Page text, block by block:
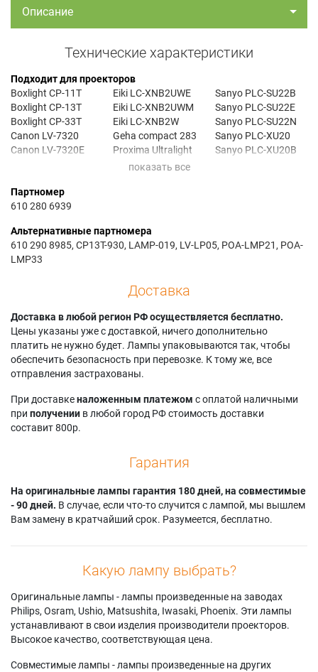
Описание
Технические характеристики
Подходит для проекторов
Boxlight CP-11T
Boxlight CP-13T
Boxlight CP-33T
Canon LV-7320
Canon LV-7320E
Eiki LC-NB2
Eiki LC-NB2D
Eiki LC-NB2UW
Eiki LC-NB2W
Eiki LC-XNB2
Eiki LC-XNB2UW
Eiki LC-XNB2UWE
Eiki LC-XNB2UWM
Eiki LC-XNB2W
Geha compact 283
Proxima Ultralight
LS2
Sanyo PLC-SU20
Sanyo PLC-SU208C
Sanyo PLC-SU20E
Sanyo PLC-SU20N
Sanyo PLC-SU22B
Sanyo PLC-SU22E
Sanyo PLC-SU22N
Sanyo PLC-XU20
Sanyo PLC-XU20B
Sanyo PLC-XU22
Sanyo PLC-XU22N
Партномер
610 280 6939
Альтернативные партномера
610 290 8985, CP13T-930, LAMP-019, LV-LP05, POA-LMP21, POA-
LMP33
Доставка
Доставка в любой регион РФ осуществляется бесплатно.
Цены указаны уже с доставкой, ничего дополнительно
платить не нужно будет. Лампы упаковываются так, чтобы
обеспечить безопасность при перевозке. К тому же, все
отправления застрахованы.
При доставкеналоженным платежом с оплатой наличными
при получении в любой город РФ стоимость доставки
составит 800р.
Гарантия
На оригинальные лампы гарантия 180 дней, на совместимые
- 90 дней. В случае, если что-то случится с лампой, мы вышлем
Вам замену в кратчайший срок. Разумеется, бесплатно.
Какую лампу выбрать?
Оригинальные лампы - лампы произведенные на заводах
Philips, Osram, Ushio, Matsushita, Iwasaki, Phoenix. Эти лампы
устанавливают в свои изделия производители проекторов.
Высокое качество, соответствующая цена.
Совместимые лампы - лампы произведенные на других